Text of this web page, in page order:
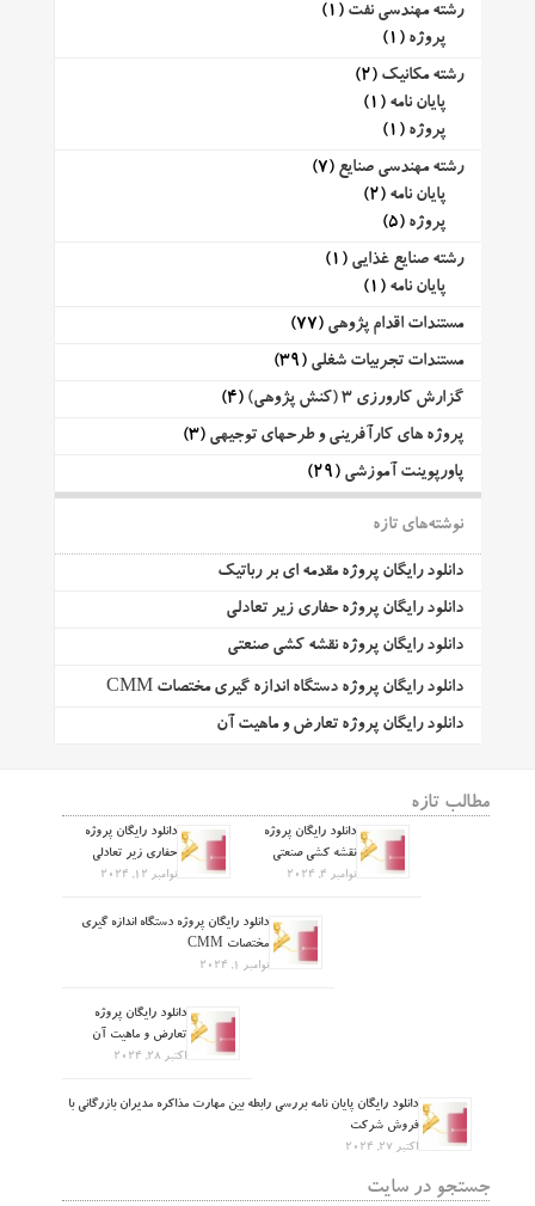
رشته مهندسی نفت (1)
پروژه (1)
رشته مکانیک (2)
پایان نامه (1)
پروژه (1)
رشته مهندسی صنایع (7)
پایان نامه (2)
پروژه (5)
رشته صنایع غذایی (1)
پایان نامه (1)
مستندات اقدام پژوهی (77)
مستندات تجربیات شغلی (39)
گزارش کارورزی 3 (کنش پژوهی)
(4)
پروژه های کارآفرینی و طرحهای توجیهی (3)
پاورپوینت آموزشی (29)
نوشته‌های تازه
دانلود رایگان پروژه مقدمه ای بر رباتیک
دانلود رایگان پروژه حفاری زیر تعادلی
دانلود رایگان پروژه نقشه کشی صنعتی
دانلود رایگان پروژه دستگاه اندازه گیری مختصات CMM
دانلود رایگان پروژه تعارض و ماهیت آن
مطالب تازه
دانلود رایگان پروژه
حفاری زیر تعادلی
نوامبر 12, 2024
دانلود رایگان پروژه
نقشه کشی صنعتی
نوامبر 4, 2024
دانلود رایگان پروژه دستگاه اندازه گیری
مختصات CMM
نوامبر 1, 2024
دانلود رایگان پروژه
تعارض و ماهیت آن
اکتبر 28, 2024
دانلود رایگان پایان نامه بررسی رابطه بین مهارت مذاکره مدیران بازرگانی با
فروش شرکت
اکتبر 27, 2024
جستجو در سایت